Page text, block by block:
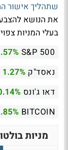
שתהליך אישור
בעלי המניות
S&P 500
נאסד"ק 1.27%
דאו ג'ונס
BITCOIN
מניות